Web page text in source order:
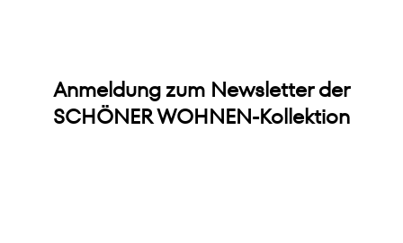
Anmeldung zum Newsletter der
SCHÖNER WOHNEN-Kollektion